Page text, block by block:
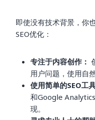
即使没有技术背景，你
SEO优化：
专注于内容创作：
用户问题，使用自
使用简单的SEO工
和Google
现。